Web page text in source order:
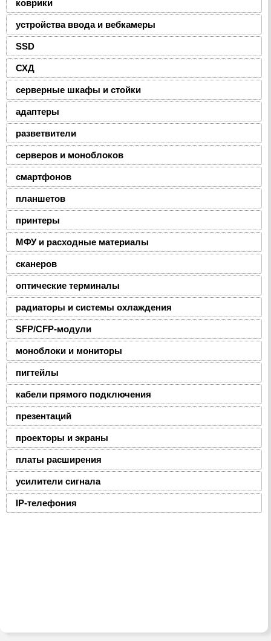
коврики
устройства ввода и вебкамеры
SSD
СХД
серверные шкафы и стойки
адаптеры
разветвители
серверов и моноблоков
смартфонов
планшетов
принтеры
МФУ и расходные материалы
сканеров
оптические терминалы
радиаторы и системы охлаждения
SFP/CFP-модули
моноблоки и мониторы
пигтейлы
кабели прямого подключения
презентаций
проекторы и экраны
платы расширения
усилители сигнала
IP-телефония